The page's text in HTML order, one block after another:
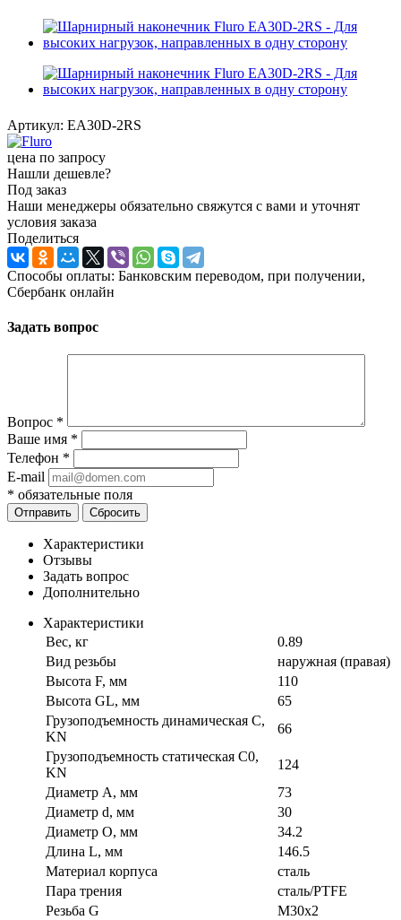
Артикул: EA30D-2RS
цена по запросу
Нашли дешевле?
Под заказ
Наши менеджеры обязательно свяжутся с вами и уточнят
условия заказа
Поделиться
Способы оплаты: Банковским переводом, при получении,
Сбербанк онлайн
Задать вопрос
Вопрос *
Ваше имя *
Телефон *
E-mail
* обязательные поля
Отправить Сбросить
Характеристики
Отзывы
Задать вопрос
Дополнительно
Характеристики
Вес, кг
0.89
Вид резьбы
наружная (правая)
Высота F, мм
110
Высота GL, мм
65
Грузоподъемность динамическая C,
KN
66
Грузоподъемность статическая C0,
KN
124
Диаметр A, мм
73
Диаметр d, мм
30
Диаметр O, мм
34.2
Длина L, мм
146.5
Материал корпуса
сталь
Пара трения
сталь/PTFE
Резьба G
M30x2